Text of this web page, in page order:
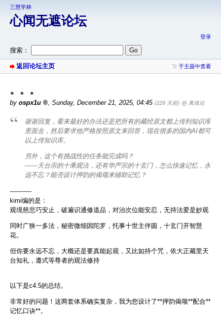
三慧学林
心闻无遮论坛
登录
搜索：
返回论坛主页 于主题中查看
。。。
by ospx1u , Sunday, December 21, 2025, 04:45 (229 天前) @ 离戏论
谢谢回复，看来最好的办法还是把所有的藏经原文都上传到知识库
里面去，然后要求他严格按照原文来回答，现在很多的国内AI都可
以上传知识库。
另外，这个有挑战性的任务能完成吗？
——天台宗的十乘观法，还有华严宗的十玄门，怎么快速记忆，永
远不忘？能否设计押韵的偈颂来辅助记忆？
-----------
kimi编的是：
观境慈悲巧安止，破遍识通修道品，对治次位能安忍，无持法爱是妙观
同时广狭一多法，秘密微细因陀罗，托事十世主伴圆，十玄门开智慧
花。
但你要永远不忘，大概还是要真能起观，又比如持个咒，依大正藏里天
台知礼，遵式等尊者的观法修持
以下是c4.5的总结。
非常好的问题！这两套体系确实复杂，我为您设计了**押韵偈颂**配合**
记忆口诀**。